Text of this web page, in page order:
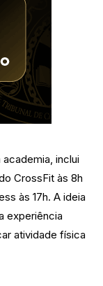
inclui
CrossFit às 8h
às 17h. A ideia
experiência
atividade física